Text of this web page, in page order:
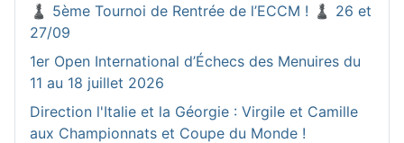
♟️ 5ème Tournoi de Rentrée de l’ECCM ! ♟️ 26 et
27/09
1er Open International d’Échecs des Menuires du
11 au 18 juillet 2026
Direction l'Italie et la Géorgie : Virgile et Camille
aux Championnats et Coupe du Monde !